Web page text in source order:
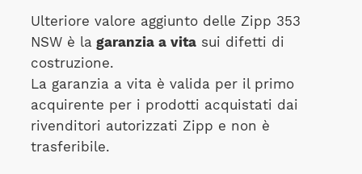
Ulteriore valore aggiunto delle Zipp 353
NSW è lagaranzia a vitasui difetti di
costruzione.
La garanzia a vita è valida per il primo
acquirente per i prodotti acquistati dai
rivenditori autorizzati Zipp e non è
trasferibile.